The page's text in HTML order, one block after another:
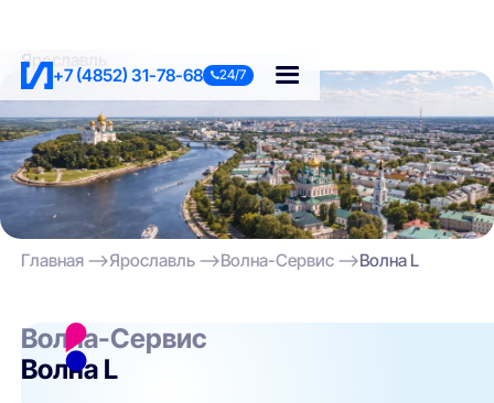
+7 (4852) 31-78-68 24/7
Ярославль
Главная Ярославль Волна-Сервис Волна L
Волна-Сервис
Волна L